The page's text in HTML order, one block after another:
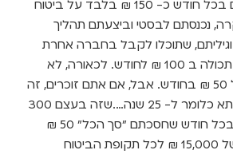
שאתם משלמים כיום בכל חודש כ- 150 ₪ בלבד על ביטוח
לבסטי וביצעתם תהליך
דקות וגיליתם, שתוכלו לקבל בחברה אחרת
ביטוח מבנה וביטוח תכולה ב 100 ₪ לחודש. לכאורה, לא
כסף גדול, בסך הכל 50 ₪ בחודש. אבל, אם אתם זוכרים, זה
לכל תקופת המשכנתא כלומר ל- 25 שנה….שזה בעצם 300
חודשים.וזה אומר שבכל חודש שחסכתם "סך הכל" 50 ₪
יוביל לחיסכון אדיר של 15,000 ₪ לכל תקופת הביטוח